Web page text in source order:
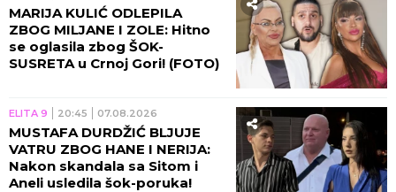
MARIJA KULIĆ ODLEPILA
ZBOG MILJANE I ZOLE: Hitno
se oglasila zbog ŠOK-
SUSRETA u Crnoj Gori! (FOTO)
ELITA 9 20:45 07.08.2026
MUSTAFA DURDŽIĆ BLJUJE
VATRU ZBOG HANE I NERIJA:
Nakon skandala sa Sitom i
Aneli usledila šok-poruka!